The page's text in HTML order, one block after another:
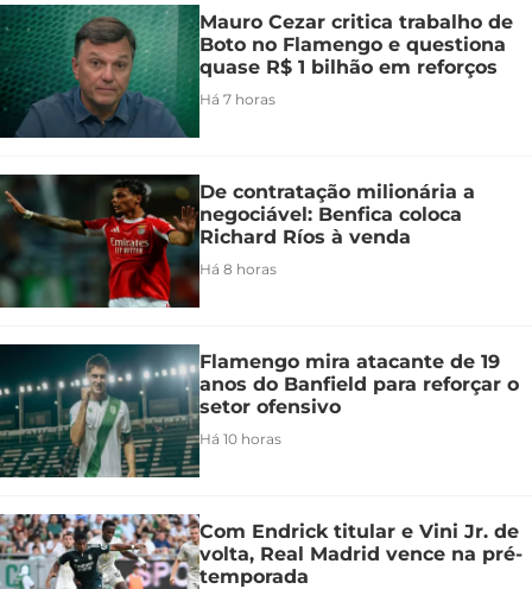
Mauro Cezar critica trabalho de
Boto no Flamengo e questiona
quase R$ 1 bilhão em reforços
Há 7 horas
De contratação milionária a
negociável: Benfica coloca
Richard Ríos à venda
Há 8 horas
Flamengo mira atacante de 19
anos do Banfield para reforçar o
setor ofensivo
Há 10 horas
Com Endrick titular e Vini Jr. de
volta, Real Madrid vence na pré-
temporada